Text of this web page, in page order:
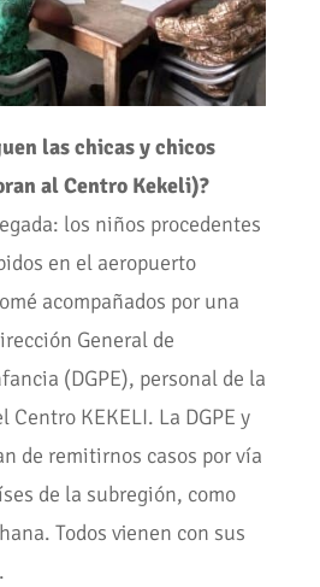
las chicas y chicos
al Centro Kekeli)?
los niños procedentes
en el aeropuerto
acompañados por una
General de
(DGPE), personal de la
Centro KEKELI. La DGPE y
de remitirnos casos por vía
de la subregión, como
Todos vienen con sus